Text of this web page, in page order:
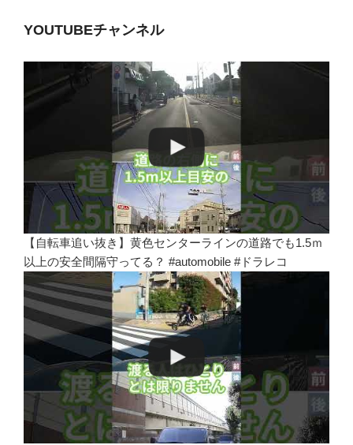
YOUTUBEチャンネル
【自転車追い抜き】黄色センターラインの道路でも1.5ｍ
以上の安全間隔守ってる？ #automobile #ドラレコ